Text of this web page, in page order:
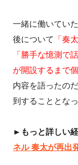
一緒に働いてい
後について
「奏
「勝手な憶測で
が開設するまで
内容を語ったの
到することとなっ
►もっと詳しい
ネル 奏太が再出